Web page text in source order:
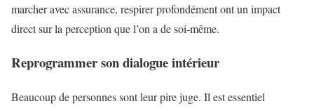
marcher avec assurance, respirer profondément ont un impact
direct sur la perception que l’on a de soi-même.
Reprogrammer son dialogue intérieur
Beaucoup de personnes sont leur pire juge. Il est essentiel